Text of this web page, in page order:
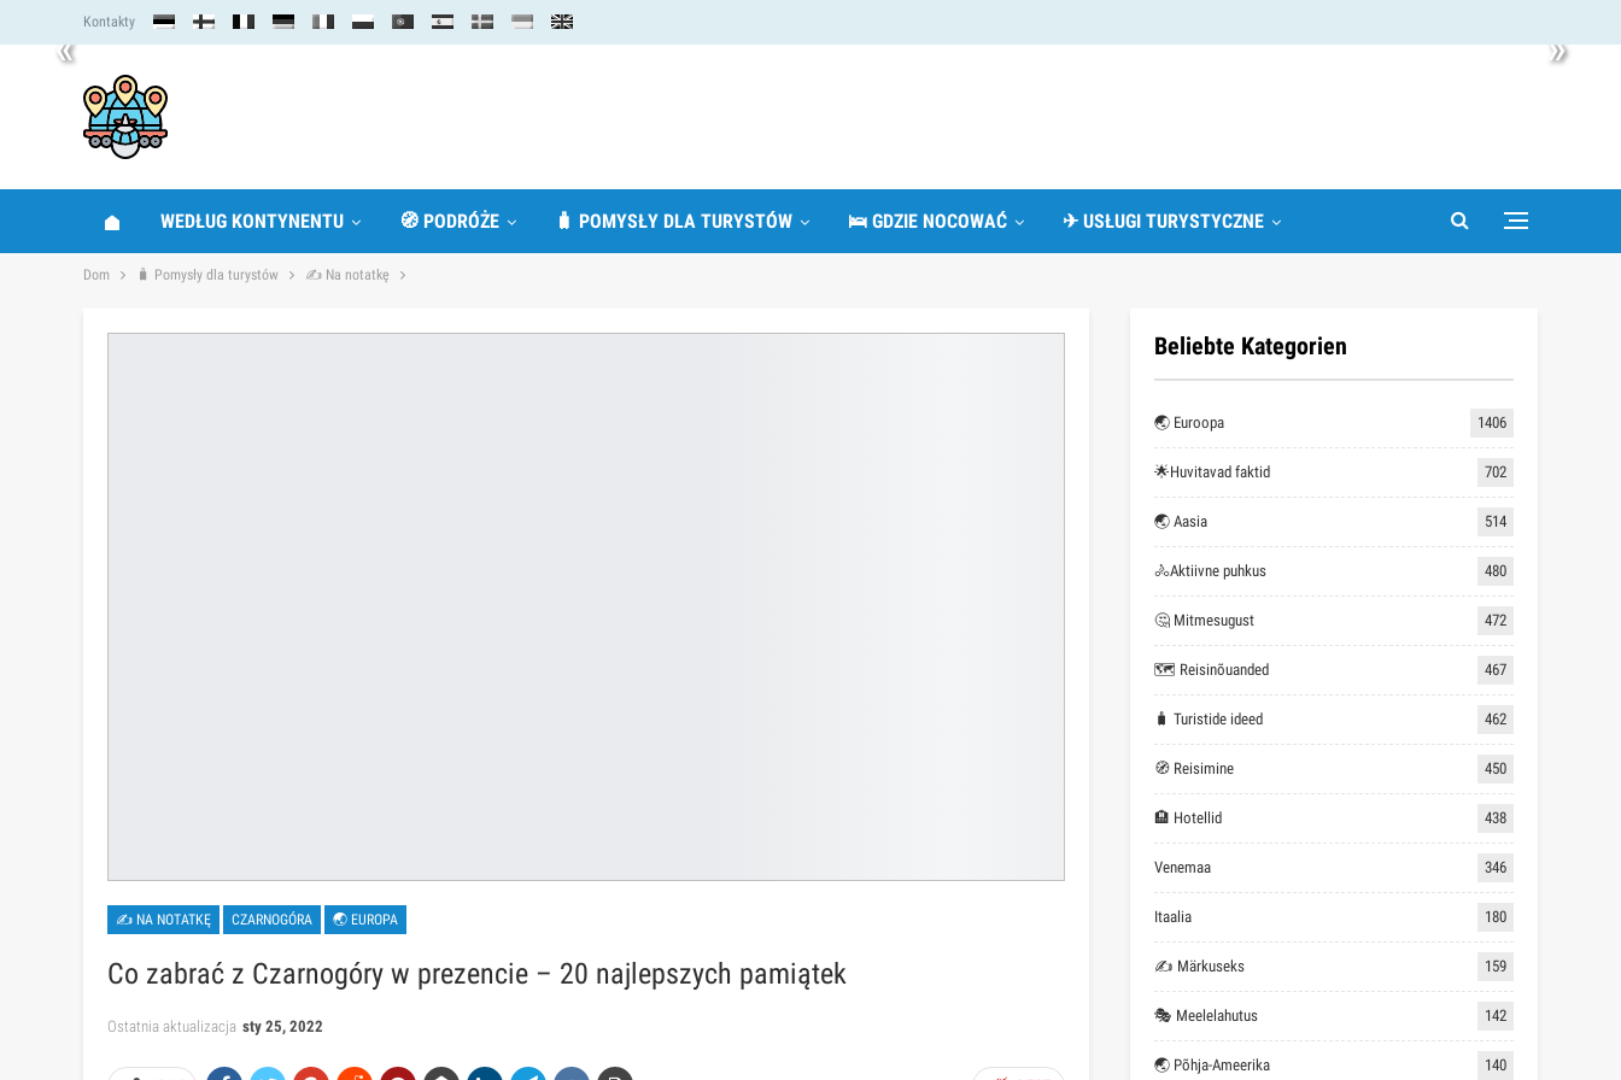
« »
Kontakty
WEDŁUG KONTYNENTU 🧭 PODRÓŻE 🧳 POMYSŁY DLA TURYSTÓW 🛌 GDZIE NOCOWAĆ ✈ USŁUGI TURYSTYCZNE
Dom 🧳 Pomysły dla turystów ✍ Na notatkę
✍ NA NOTATKĘ CZARNOGÓRA 🌏 EUROPA
Co zabrać z Czarnogóry w prezencie – 20 najlepszych pamiątek
Ostatnia aktualizacja sty 25, 2022
Beliebte Kategorien
🌏 Euroopa 1406
🌟Huvitavad faktid 702
🌏 Aasia 514
🚴Aktiivne puhkus 480
🤔 Mitmesugust 472
🗺 Reisinõuanded 467
🧳 Turistide ideed 462
🧭 Reisimine 450
🏨 Hotellid 438
Venemaa 346
Itaalia 180
✍ Märkuseks 159
🎭 Meelelahutus 142
🌏 Põhja-Ameerika 140